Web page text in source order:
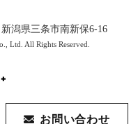
潟県三条市南新保6-16
Ltd. All Rights Reserved.
お問い合わせ